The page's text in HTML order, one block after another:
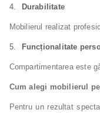
Durabilitate
Mobilierul realizat
Funcționalitate
Compartimentarea este
Cum alegi mobilierul
Pentru un rezultat